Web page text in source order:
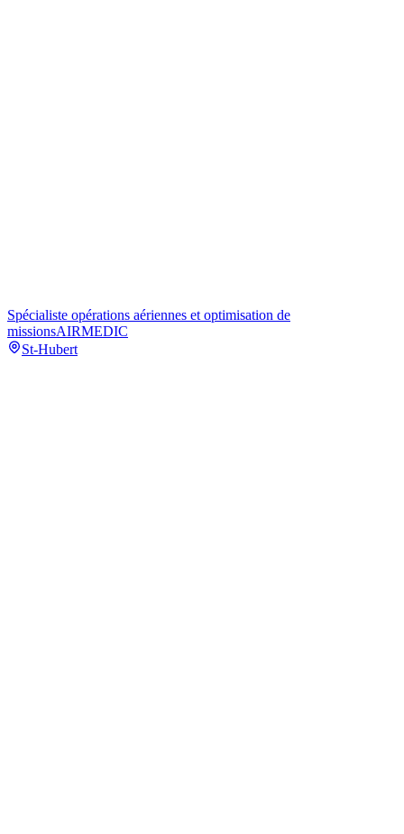
Spécialiste opérations aériennes et optimisation de
missionsAIRMEDIC
St-Hubert